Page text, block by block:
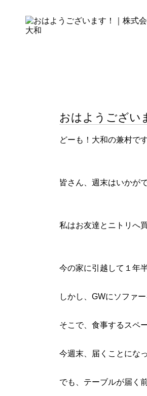
おはようござい
どーも！大和の兼村です
皆さん、週末はいかが
私はお友達とニトリへ
今の家に引越して１年
しかし、GWにソファ
そこで、食事するスペ
今週末、届くことにな
でも、テーブルが届く